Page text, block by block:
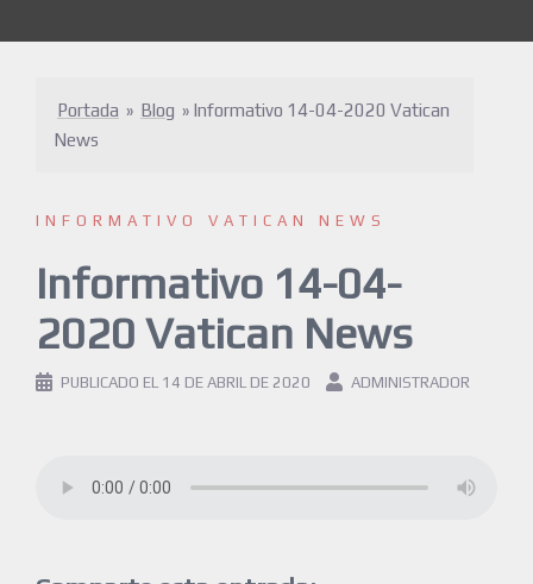
Portada » Blog » Informativo 14-04-2020 Vatican
News
INFORMATIVO VATICAN NEWS
Informativo 14-04-
2020 Vatican News
PUBLICADO EL 14 DE ABRIL DE 2020 ADMINISTRADOR